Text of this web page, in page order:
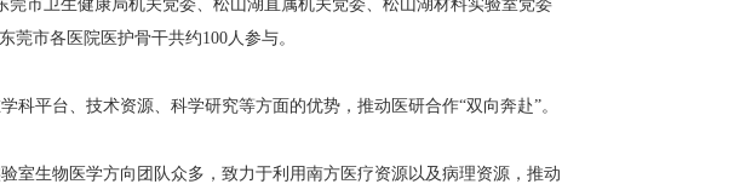
市卫生健康局机关党委、松山湖直属机关党委、松山湖材料实验室党委
市各医院医护骨干共约100人参与。
平台、技术资源、科学研究等方面的优势，推动医研合作“双向奔赴”。
生物医学方向团队众多，致力于利用南方医疗资源以及病理资源，推动